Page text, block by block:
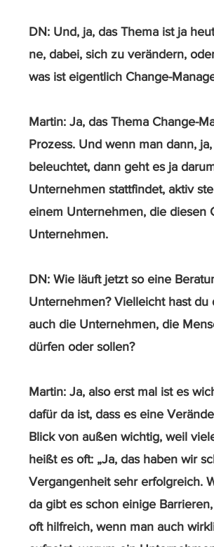
DN: Und, ja, das Thema ist ja
ne, dabei, sich zu verändern,
was ist eigentlich Change-
Martin: Ja, das Thema Change-
Prozess. Und wenn man dann,
beleuchtet, dann geht es ja
Unternehmen stattfindet, aktiv
einem Unternehmen, die diesen
Unternehmen.
DN: Wie läuft jetzt so eine
Unternehmen? Vielleicht hast
auch die Unternehmen, die
dürfen oder sollen?
Martin: Ja, also erst mal ist es
dafür da ist, dass es eine
Blick von außen wichtig, weil
heißt es oft: „Ja, das haben wir
Vergangenheit sehr erfolgreich.
da gibt es schon einige
oft hilfreich, wenn man auch